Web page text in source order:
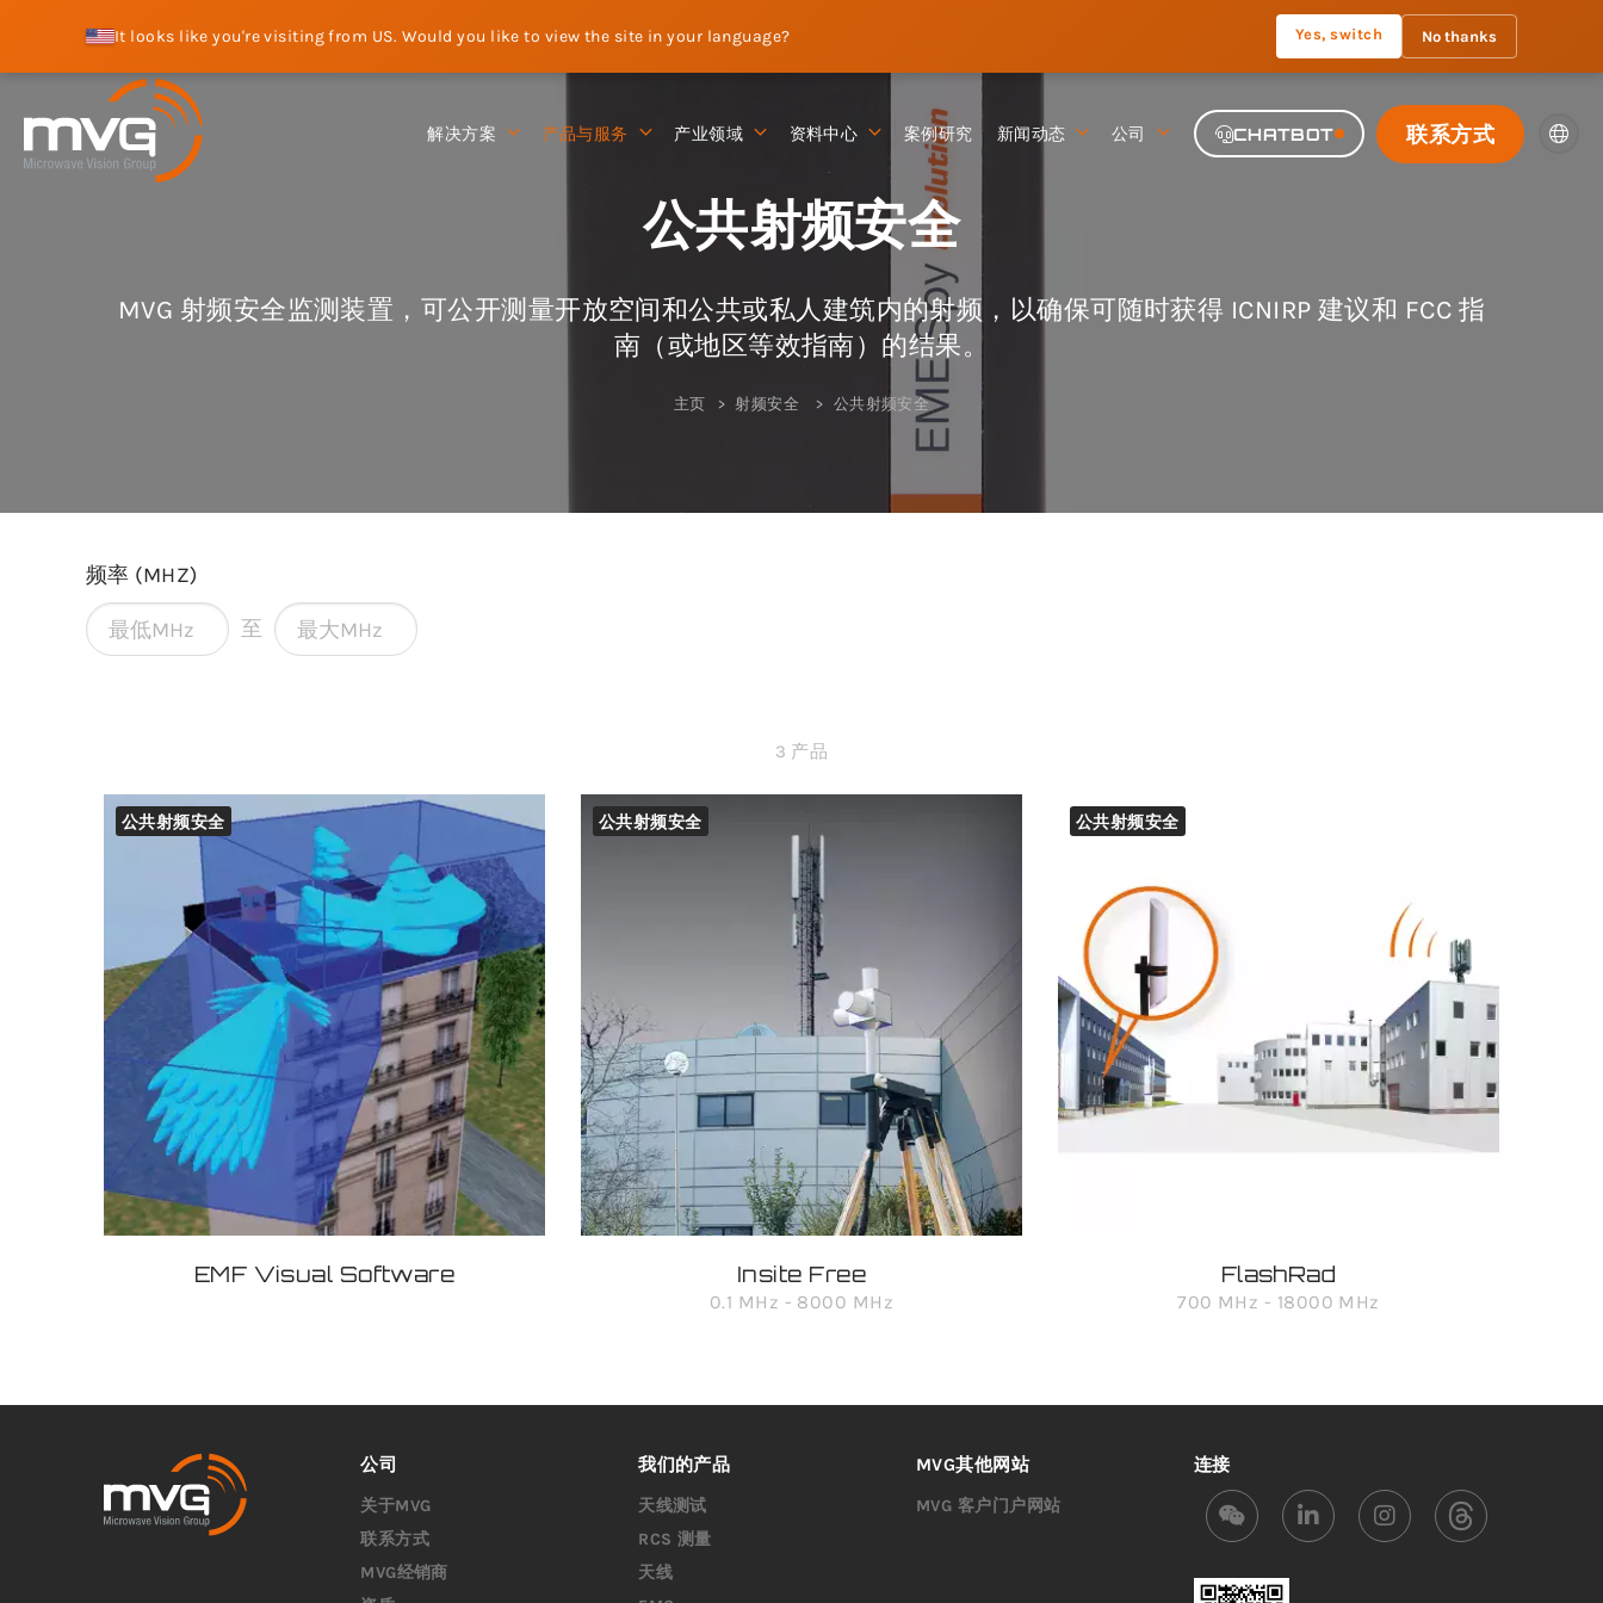
It looks like you're visiting from US. Would you like to view the site in your language? Yes, switch No thanks
解决方案 产品与服务 产业领域 资料中心 案例研究 新闻动态 公司 CHATBOT 联系方式
公共射频安全
MVG 射频安全监测装置，可公开测量开放空间和公共或私人建筑内的射频，以确保可随时获得 ICNIRP 建议和 FCC 指
南（或地区等效指南）的结果。
主页 射频安全 公共射频安全
频率 (MHZ)
至
3 产品
公共射频安全
EMF Visual Software
公共射频安全
Insite Free
0.1 MHz - 8000 MHz
公共射频安全
FlashRad
700 MHz - 18000 MHz
公司
关于MVG
联系方式
MVG经销商
我们的产品
天线测试
RCS 测量
天线
MVG其他网站
MVG 客户门户网站
连接